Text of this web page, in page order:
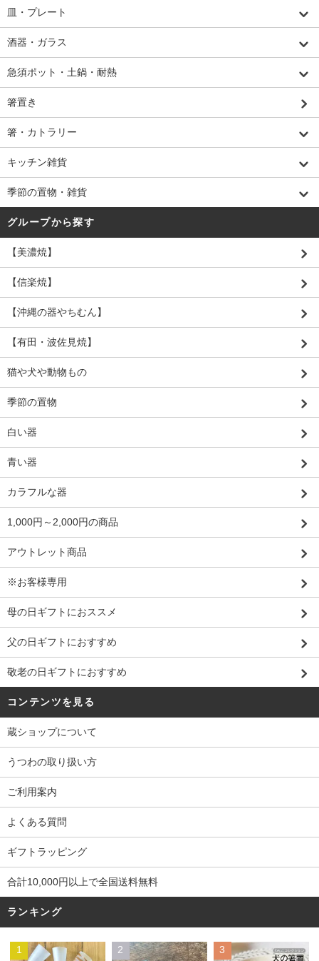
皿・プレート
酒器・ガラス
急須ポット・土鍋・耐熱
箸置き
箸・カトラリー
キッチン雑貨
季節の置物・雑貨
グループから探す
【美濃焼】
【信楽焼】
【沖縄の器やちむん】
【有田・波佐見焼】
猫や犬や動物もの
季節の置物
白い器
青い器
カラフルな器
1,000円～2,000円の商品
アウトレット商品
※お客様専用
母の日ギフトにおススメ
父の日ギフトにおすすめ
敬老の日ギフトにおすすめ
コンテンツを見る
蔵ショップについて
うつわの取り扱い方
ご利用案内
よくある質問
ギフトラッピング
合計10,000円以上で全国送料無料
ランキング
1 2 3